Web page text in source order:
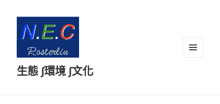
生態 ∫環境 ∫文化